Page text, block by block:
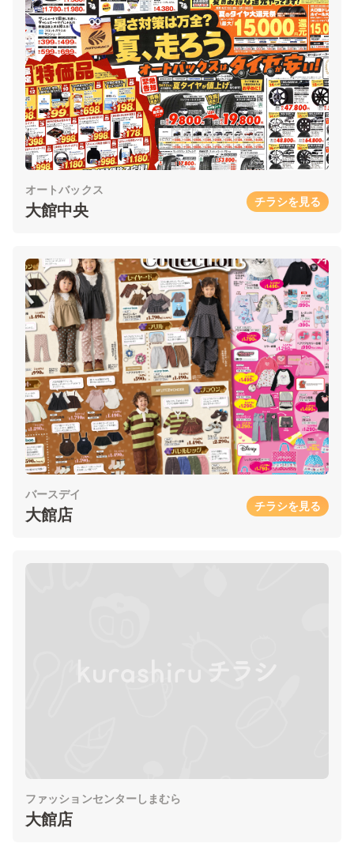
オートバックス
大館中央 チラシを見る
バースデイ
大館店 チラシを見る
ファッションセンターしまむら
大館店